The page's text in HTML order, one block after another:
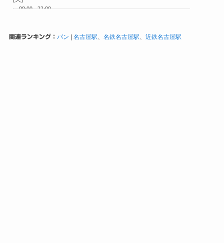
関連ランキング： パン 名古屋駅、 名鉄名古屋駅、 近鉄名古屋駅